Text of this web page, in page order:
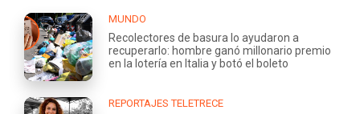
MUNDO
Recolectores de basura lo ayudaron a
recuperarlo: hombre ganó millonario premio
en la lotería en Italia y botó el boleto
REPORTAJES TELETRECE